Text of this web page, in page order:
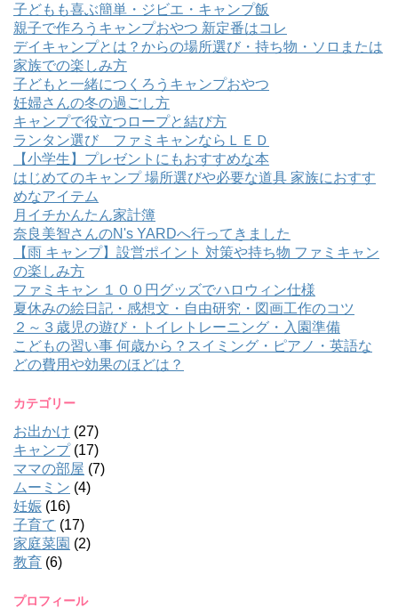
子どもも喜ぶ簡単・ジビエ・キャンプ飯
親子で作ろうキャンプおやつ 新定番はコレ
デイキャンプとは？からの場所選び・持ち物・ソロまたは
家族での楽しみ方
子どもと一緒につくろうキャンプおやつ
妊婦さんの冬の過ごし方
キャンプで役立つロープと結び方
ランタン選び ファミキャンならＬＥＤ
【小学生】プレゼントにもおすすめな本
はじめてのキャンプ 場所選びや必要な道具 家族におすす
めなアイテム
月イチかんたん家計簿
奈良美智さんのN's YARDへ行ってきました
【雨 キャンプ】設営ポイント 対策や持ち物 ファミキャン
の楽しみ方
ファミキャン １００円グッズでハロウィン仕様
夏休みの絵日記・感想文・自由研究・図画工作のコツ
２～３歳児の遊び・トイレトレーニング・入園準備
こどもの習い事 何歳から？スイミング・ピアノ・英語な
どの費用や効果のほどは？
カテゴリー
お出かけ (27)
キャンプ(17)
ママの部屋 (7)
ムーミン (4)
妊娠 (16)
子育て (17)
家庭菜園 (2)
教育 (6)
プロフィール